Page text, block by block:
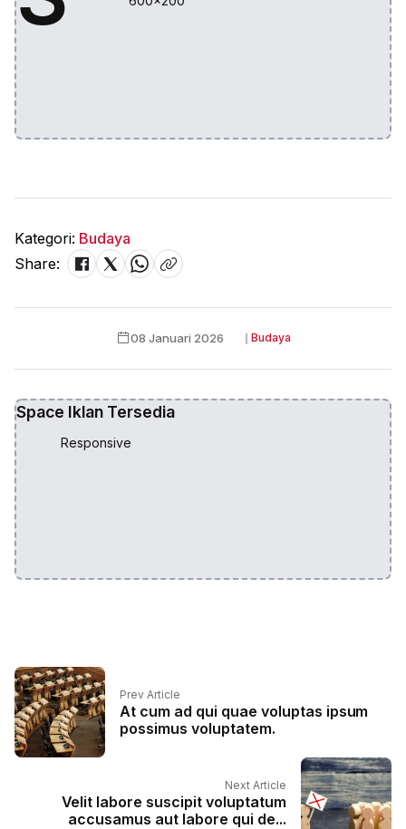
Kategori: Budaya
Share:
08 Januari 2026 ❘ Budaya
Space Iklan Tersedia
Responsive
Prev Article
At cum ad qui quae voluptas ipsum
possimus voluptatem.
Next Article
Velit labore suscipit voluptatum
accusamus aut labore qui de...